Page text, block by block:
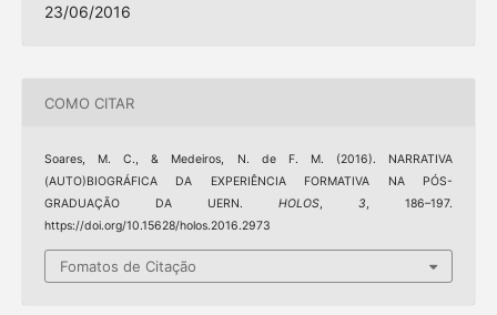
23/06/2016
COMO CITAR
Soares, M. C., & Medeiros, N. de F. M. (2016). NARRATIVA
(AUTO)BIOGRÁFICA DA EXPERIÊNCIA FORMATIVA NA PÓS-
GRADUAÇÃO DA UERN.HOLOS,3, 186–197.
https://doi.org/10.15628/holos.2016.2973
Fomatos de Citação